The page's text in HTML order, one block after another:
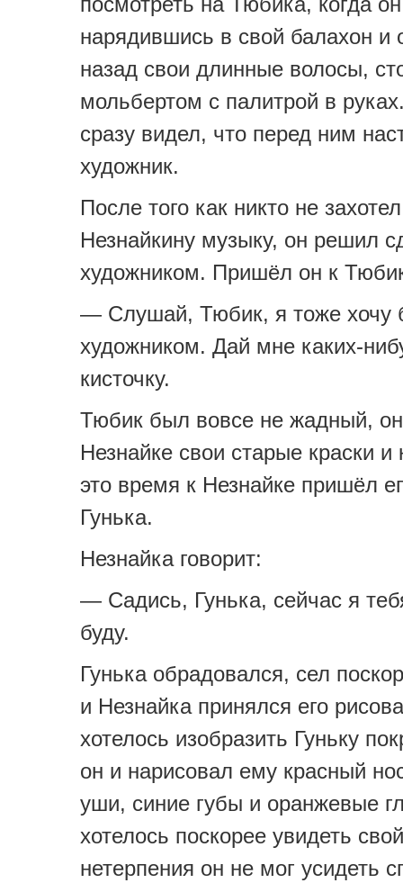
нарядившись в свой балахон и
назад свои длинные волосы,
мольбертом с палитрой в
сразу видел, что перед ним
художник.
После того как никто не
Незнайкину музыку, он решил
художником. Пришёл он к
— Слушай, Тюбик, я тоже хочу
художником. Дай мне каких-
кисточку.
Тюбик был вовсе не жадный,
Незнайке свои старые краски и
это время к Незнайке пришёл
Гунька.
Незнайка говорит:
— Садись, Гунька, сейчас я
буду.
Гунька обрадовался, сел
и Незнайка принялся его
хотелось изобразить Гуньку
он и нарисовал ему красный
уши, синие губы и оранжевые
хотелось поскорее увидеть
нетерпения он не мог усидеть